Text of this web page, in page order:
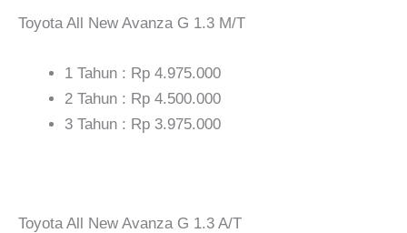
Toyota All New Avanza G 1.3 M/T
1 Tahun : Rp 4.975.000
2 Tahun : Rp 4.500.000
3 Tahun : Rp 3.975.000
Toyota All New Avanza G 1.3 A/T